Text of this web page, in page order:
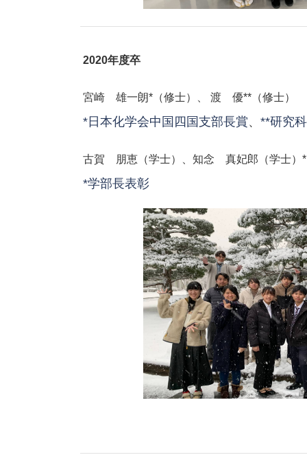
2020年度卒
宮崎 雄一朗*（修士）、 渡 優**（修士）
*日本化学会中国四国支部長賞、 **研究
古賀 朋恵（学士）、知念 真妃郎（学士）
*学部長表彰